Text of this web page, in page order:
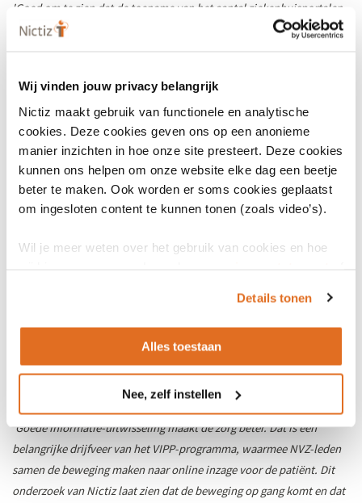
Wij vinden jouw privacy belangrijk
Nictiz maakt gebruik van functionele en analytische
cookies. Deze cookies geven ons op een anonieme
manier inzichten in hoe onze site presteert. Deze cookies
kunnen ons helpen om onze website elke dag een beetje
beter te maken. Ook worden er soms cookies geplaatst
om ingesloten content te kunnen tonen (zoals video’s).
Wil je meer weten over het gebruik van cookies en hoe
Details tonen
Alles toestaan
Nee, zelf instellen
​'Goed om te zien dat de toename van het aantal ziekenhuisportalen
versnelt. Ik zie deze ontwikkeling vooral als een stap naar betere
zijn nog veel meer stappen te doen. Hopelijk worden patiënten en
hun verschillende vertegenwoordigers daarbij intensief betrokken.
Dit alles in het streven naar betekenisvolle zorg.'
Frieda van der Sar, patiënt
De verwachting is dat het aantal portalen met inzage in het
medicatieoverzicht in 2018 verder stijgt. Niet alleen omdat veel
patiënten dit willen, zoals blijkt uit
recent onderzoek​
Patiëntenfederatie Nederland (60% vindt een patiëntportaal
waardevolle informatie over het gebruik ervan. Daarom is inzage
een belangrijke voorwaarde voor medicatieveiligheid.
Om inzage in gegevens mogelijk te maken, zorgen de ziekenhuizen
in het Versnellingsprogramma Informatie-uitwisseling Patiënt &
Professional (VIPP) van de Nederlandse Vereniging van
'Goede informatie-uitwisseling maakt de zorg beter. Dat is een
belangrijke drijfveer van het VIPP-programma, waarmee NVZ-leden
samen de beweging maken naar online inzage voor de patiënt. Dit
onderzoek van Nictiz laat zien dat de beweging op gang komt en dat